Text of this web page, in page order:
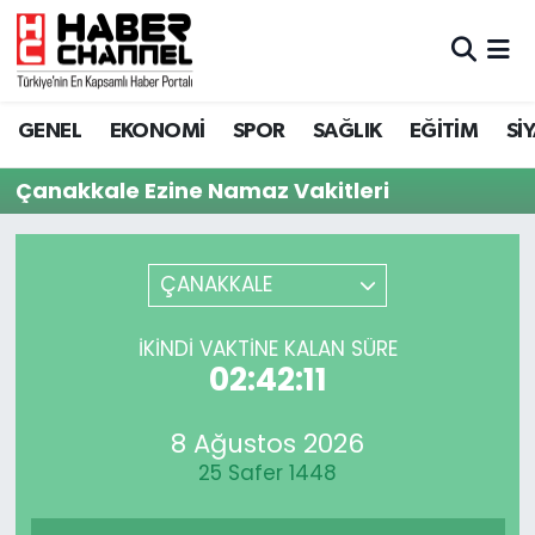
GENEL EKONOMİ SPOR SAĞLIK EĞİTİM
Çanakkale Ezine Namaz Vakitleri
ÇANAKKALE
İKINDI VAKTINE KALAN SÜRE
02:42:11
8 Ağustos 2026
25 Safer 1448
GENEL
SPOR
Nöbetçi Eczaneler
Trafik Durumu
Süper Lig Puan Durumu ve Fikstür
Tüm Manşetler
Son Dakika Haberleri
Haber Arşivi